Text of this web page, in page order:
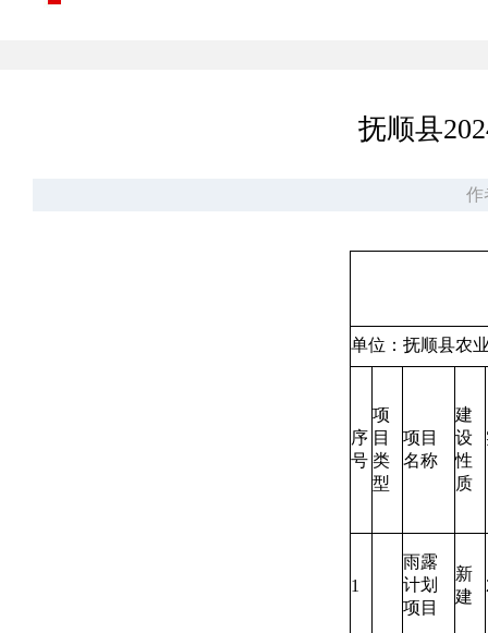
抚顺县
作
单位：抚顺
序
号
项
目
类
型
项目
名称
建
设
性
质
1
雨露
计划
项目
新
建